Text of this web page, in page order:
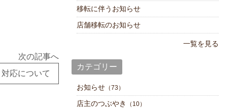
次の記事へ
応について
移転に伴うお知らせ
店舗移転のお知らせ
一覧を見る
カテゴリー
お知らせ （73）
店主のつぶやき （10）